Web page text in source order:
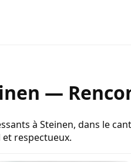
—
à Steinen, dans le
respectueux.